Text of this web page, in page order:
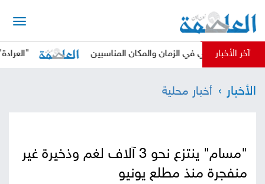
الرئيسية
وتحليلات
آخر الأخبارفي الزمان والمكان المناسبين "العرادة" يدعو
الأخبار أخبار محلية
"مسام" ينتزع نحو 3 آلاف لغم وذخيرة غير
منفجرة منذ مطلع يونيو